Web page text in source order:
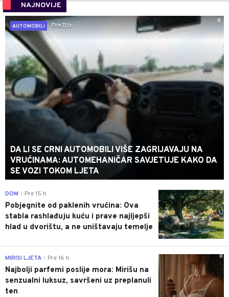
NAJNOVIJE
0
AUTOMOBILI
Pre 11 h
DA LI SE CRNI AUTOMOBILI VIŠE ZAGRIJAVAJU NA
VRUĆINAMA: AUTOMEHANIČAR SAVJETUJE KAKO DA
SE VOZI TOKOM LJETA
0
DOM Pre 15 h
Pobjegnite od paklenih vrućina: Ova
stabla rashlađuju kuću i prave najljepši
hlad u dvorištu, a ne uništavaju temelje
0
MIRISI LJETA Pre 16 h
Najbolji parfemi poslije mora: Mirišu na
senzualni luksuz, savršeni uz preplanuli
ten